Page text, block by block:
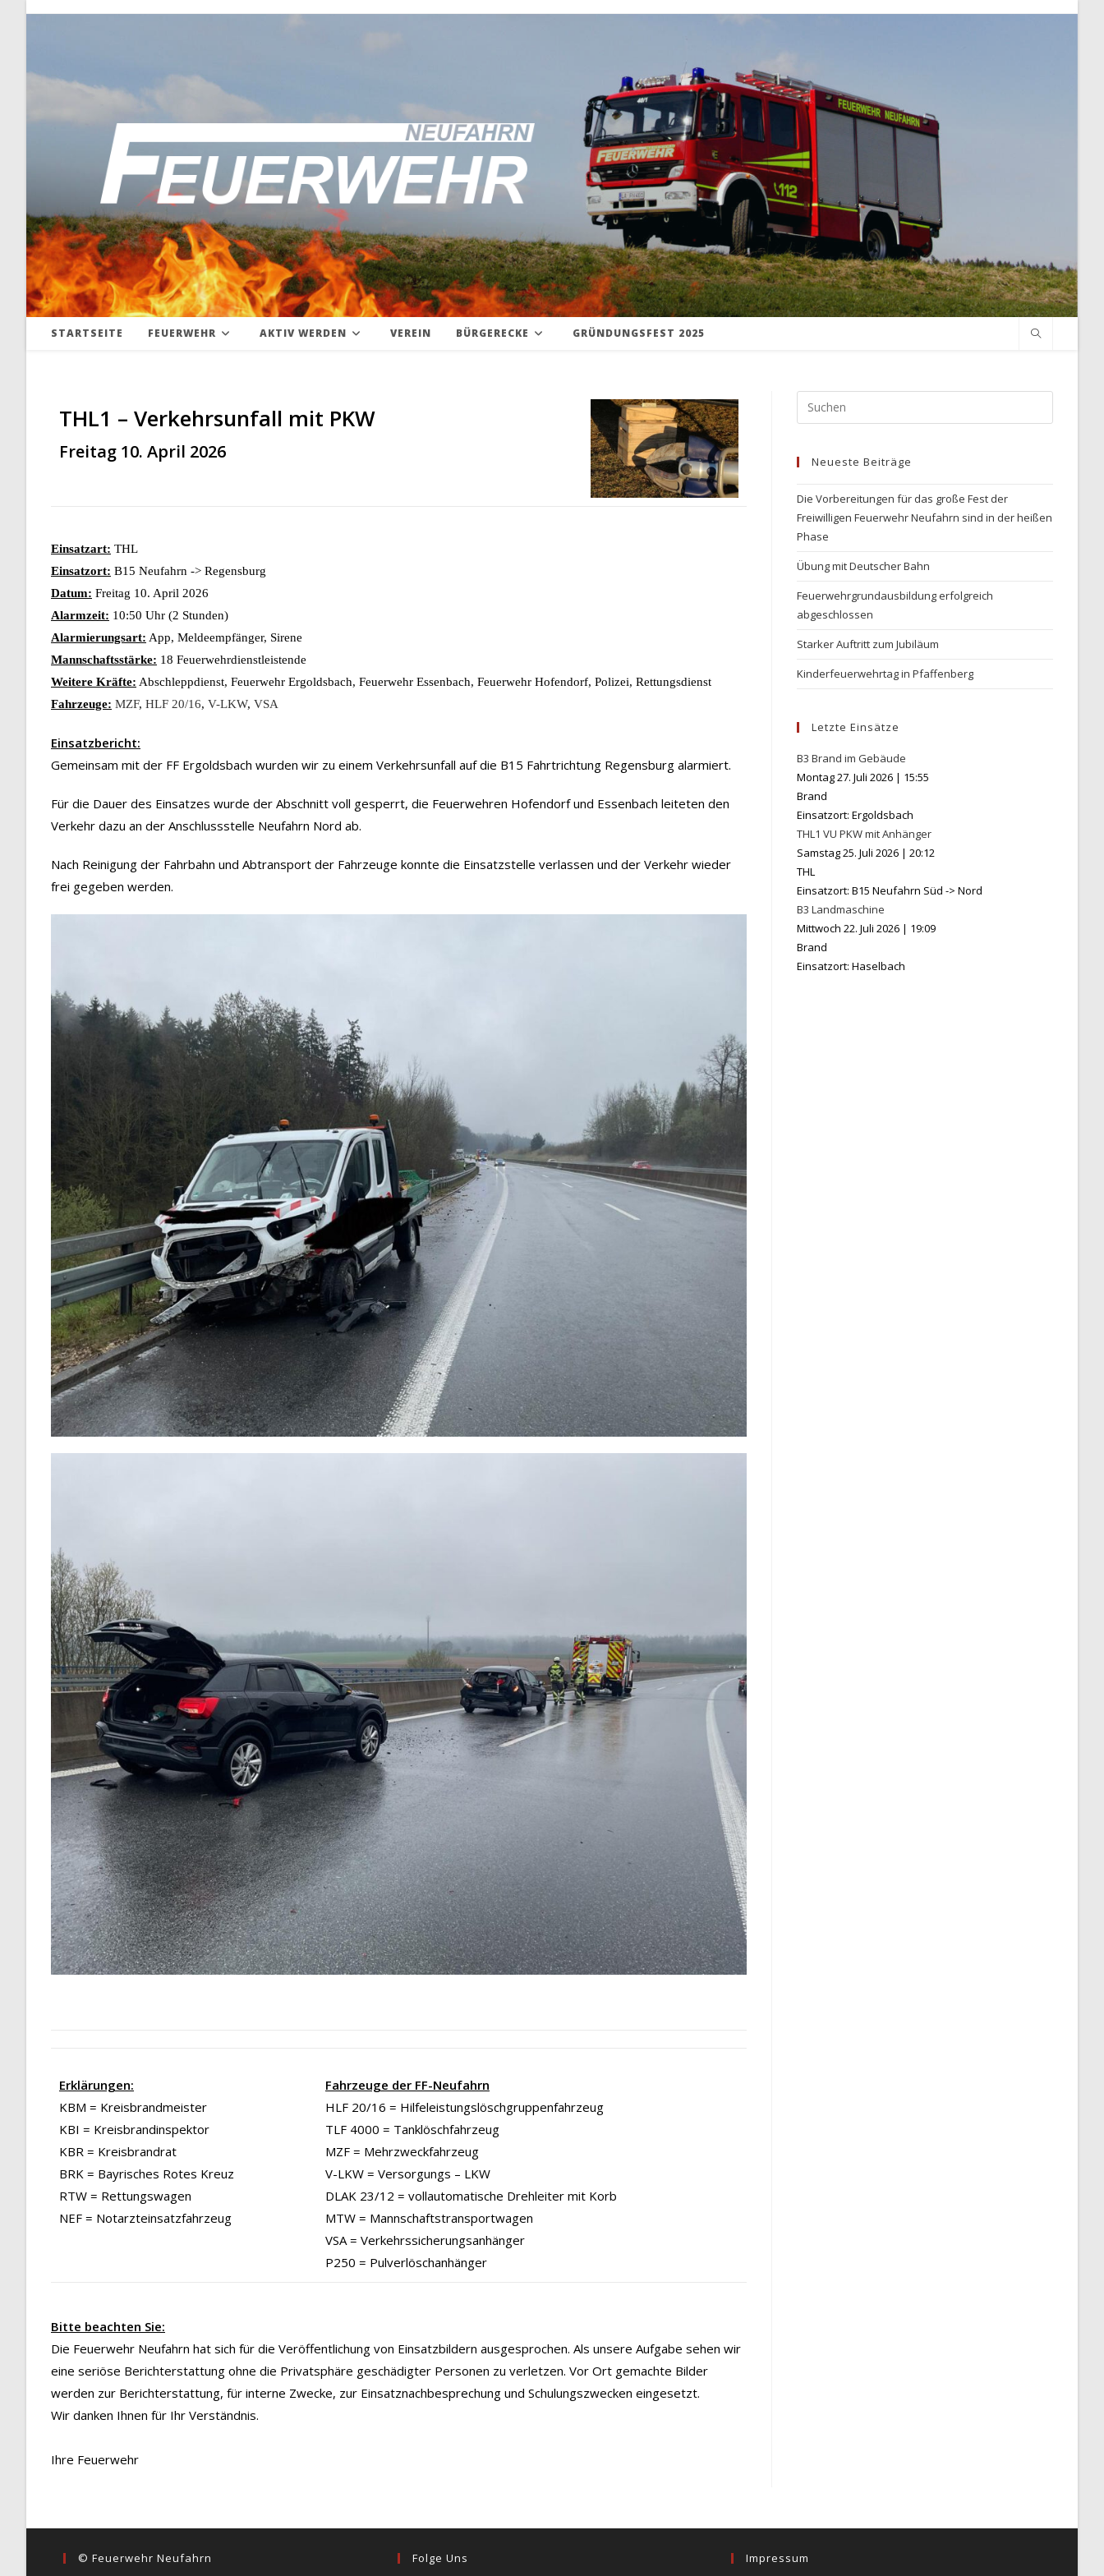
STARTSEITE FEUERWEHR AKTIV WERDEN VEREIN BÜRGERECKE GRÜNDUNGSFEST 2025
THL1 – Verkehrsunfall mit PKW
Freitag 10. April 2026
Einsatzart: THL
Einsatzort: B15 Neufahrn -> Regensburg
Datum: Freitag 10. April 2026
Alarmzeit: 10:50 Uhr (2 Stunden)
Alarmierungsart: App, Meldeempfänger, Sirene
Mannschaftsstärke: 18 Feuerwehrdienstleistende
Weitere Kräfte: Abschleppdienst, Feuerwehr Ergoldsbach, Feuerwehr Essenbach, Feuerwehr Hofendorf, Polizei, Rettungsdienst
Fahrzeuge: MZF, HLF 20/16, V-LKW, VSA
Einsatzbericht:
Gemeinsam mit der FF Ergoldsbach wurden wir zu einem Verkehrsunfall auf die B15 Fahrtrichtung Regensburg alarmiert.
Für die Dauer des Einsatzes wurde der Abschnitt voll gesperrt, die Feuerwehren Hofendorf und Essenbach leiteten den
Verkehr dazu an der Anschlussstelle Neufahrn Nord ab.
Nach Reinigung der Fahrbahn und Abtransport der Fahrzeuge konnte die Einsatzstelle verlassen und der Verkehr wieder
frei gegeben werden.
Erklärungen:
KBM = Kreisbrandmeister
KBI = Kreisbrandinspektor
KBR = Kreisbrandrat
BRK = Bayrisches Rotes Kreuz
RTW = Rettungswagen
NEF = Notarzteinsatzfahrzeug
Fahrzeuge der FF-Neufahrn
HLF 20/16 = Hilfeleistungslöschgruppenfahrzeug
TLF 4000 = Tanklöschfahrzeug
MZF = Mehrzweckfahrzeug
V-LKW = Versorgungs – LKW
DLAK 23/12 = vollautomatische Drehleiter mit Korb
MTW = Mannschaftstransportwagen
VSA = Verkehrssicherungsanhänger
P250 = Pulverlöschanhänger
Bitte beachten Sie:
Die Feuerwehr Neufahrn hat sich für die Veröffentlichung von Einsatzbildern ausgesprochen. Als unsere Aufgabe sehen wir
eine seriöse Berichterstattung ohne die Privatsphäre geschädigter Personen zu verletzen. Vor Ort gemachte Bilder
werden zur Berichterstattung, für interne Zwecke, zur Einsatznachbesprechung und Schulungszwecken eingesetzt.
Wir danken Ihnen für Ihr Verständnis.
Ihre Feuerwehr
Escape
Neueste Beiträge
Die Vorbereitungen für das große Fest der
Freiwilligen Feuerwehr Neufahrn sind in der heißen
Phase
Übung mit Deutscher Bahn
Feuerwehrgrundausbildung erfolgreich
abgeschlossen
Starker Auftritt zum Jubiläum
Kinderfeuerwehrtag in Pfaffenberg
Letzte Einsätze
B3 Brand im Gebäude
Montag 27. Juli 2026 | 15:55
Brand
Einsatzort: Ergoldsbach
THL1 VU PKW mit Anhänger
Samstag 25. Juli 2026 |20:12
THL
Einsatzort: B15 Neufahrn Süd -> Nord
B3 Landmaschine
Mittwoch 22. Juli 2026 | 19:09
Brand
Einsatzort: Haselbach
© Feuerwehr Neufahrn Folge Uns Impressum